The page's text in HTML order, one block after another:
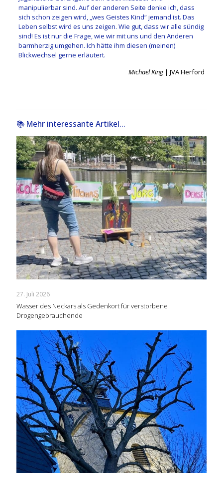
manipulierbar sind. Auf der anderen Seite denke ich, dass
sich schon zeigen wird, „wes Geistes Kind“ jemand ist. Das
Leben selbst wird es uns zeigen. Wie gut, dass wir alle sündig
sind! Es ist nur die Frage, wie wir mit uns und den Anderen
barmherzig umgehen. Ich hätte ihm diesen (meinen)
Blickwechsel gerne erläutert.
Michael King | JVA Herford
📚 Mehr interessante Artikel...
27. Juli 2026
Wasser des Neckars als Gedenkort für verstorbene
Drogengebrauchende